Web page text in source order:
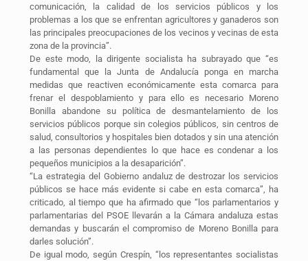
comunicación, la calidad de los servicios públicos y los
problemas a los que se enfrentan agricultores y ganaderos son
las principales preocupaciones de los vecinos y vecinas de esta
zona de la provincia”.
De este modo, la dirigente socialista ha subrayado que “es
fundamental que la Junta de Andalucía ponga en marcha
medidas que reactiven económicamente esta comarca para
frenar el despoblamiento y para ello es necesario Moreno
Bonilla abandone su política de desmantelamiento de los
servicios públicos porque sin colegios públicos, sin centros de
salud, consultorios y hospitales bien dotados y sin una atención
a las personas dependientes lo que hace es condenar a los
pequeños municipios a la desaparición”.
“La estrategia del Gobierno andaluz de destrozar los servicios
públicos se hace más evidente si cabe en esta comarca”, ha
criticado, al tiempo que ha afirmado que “los parlamentarios y
parlamentarias del PSOE llevarán a la Cámara andaluza estas
demandas y buscarán el compromiso de Moreno Bonilla para
darles solución”.
De igual modo, según Crespín, “los representantes socialistas